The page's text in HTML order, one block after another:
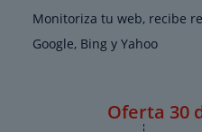
Monitoriza tu web, recibe
Google, Bing y Yahoo
Oferta 30